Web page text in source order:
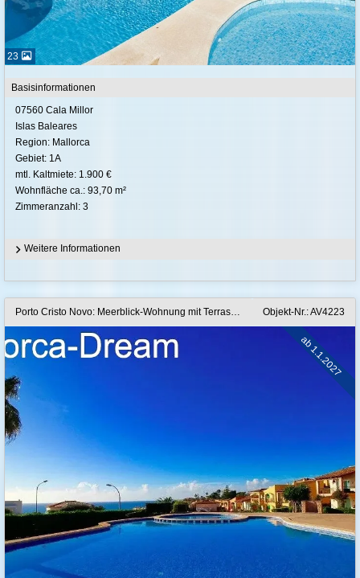
23
Basisinformationen
07560 Cala Millor
Islas Baleares
Region: Mallorca
Gebiet: 1A
mtl. Kaltmiete: 1.900 €
Wohnfläche ca.: 93,70 m²
Zimmeranzahl: 3
Weitere Informationen
Porto Cristo Novo: Meerblick-Wohnung mit Terrasse + 85 m2 Garten, Palmenpool + Stellplatz Objekt-Nr.: AV4223
ab 1.1.2027